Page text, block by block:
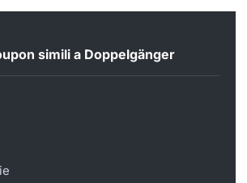
simili a Doppelgänger